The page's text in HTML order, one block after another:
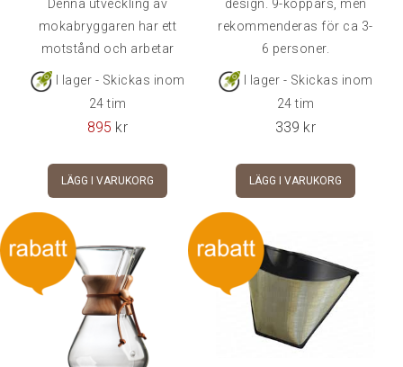
Denna utveckling av
mokabryggaren har ett
motstånd och arbetar
därför med ett högre tryck
än originalet.Kaffet får
från en riktig
espressomaskin.
I lager - Skickas inom
24 tim
895 kr
LÄGG I VARUKORG
design. 9-koppars, men
rekommenderas för ca 3-
6 personer.
I lager - Skickas inom
24 tim
339 kr
LÄGG I VARUKORG